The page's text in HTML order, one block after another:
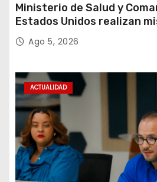
Ministerio de Salud y
Estados Unidos realizan
Amistad 2026 en La Vega
Ago 5, 2026
ACTUALIDAD